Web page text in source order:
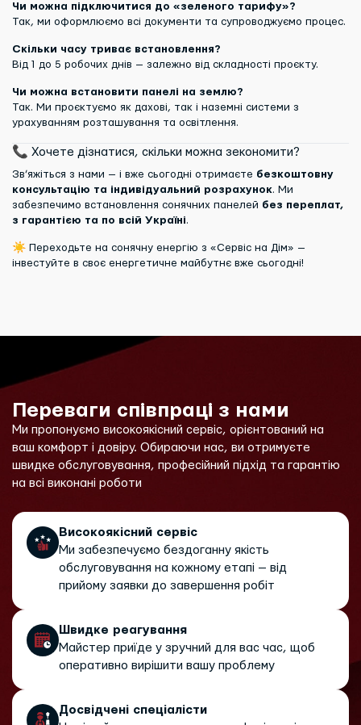
Чи можна підключитися до «зеленого тарифу»?
Так, ми оформлюємо всі документи та супроводжуємо процес.
Скільки часу триває встановлення?
Від 1 до 5 робочих днів — залежно від складності проєкту.
Чи можна встановити панелі на землю?
Так. Ми проєктуємо як дахові, так і наземні системи з
урахуванням розташування та освітлення.
📞 Хочете дізнатися, скільки можна зекономити?
Зв’яжіться з нами — і вже сьогодні отримаєте безкоштовну
консультацію та індивідуальний розрахунок. Ми
забезпечимо встановлення сонячних панелей без переплат,
з гарантією та по всій Україні.
☀ Переходьте на сонячну енергію з «Сервіс на Дім» —
інвестуйте в своє енергетичне майбутнє вже сьогодні!
Переваги співпраці з нами
Ми пропонуємо високоякісний сервіс, орієнтований на
ваш комфорт і довіру. Обираючи нас, ви отримуєте
швидке обслуговування, професійний підхід та гарантію
на всі виконані роботи
Високоякісний сервіс
Ми забезпечуємо бездоганну якість
обслуговування на кожному етапі — від
прийому заявки до завершення робіт
Швидке реагування
Майстер приїде у зручний для вас час, щоб
оперативно вирішити вашу проблему
Досвідчені спеціалісти